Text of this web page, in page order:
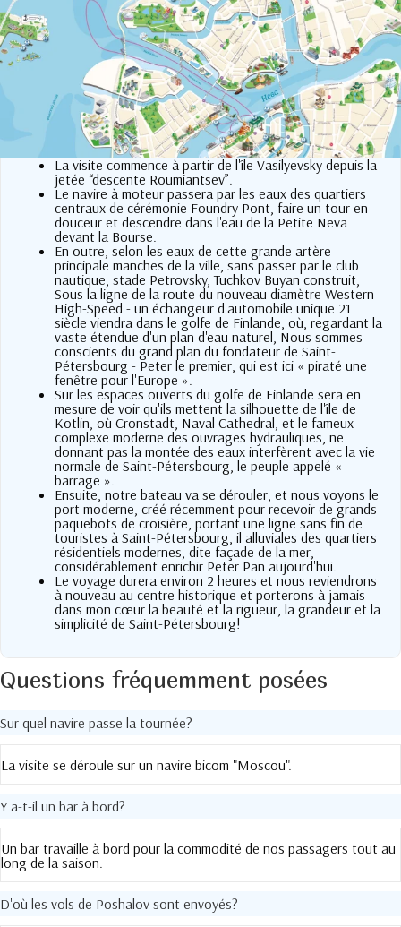
La visite commence à partir de l'île Vasilyevsky depuis la
jetée “descente Roumiantsev”.
Le navire à moteur passera par les eaux des quartiers
centraux de cérémonie Foundry Pont, faire un tour en
douceur et descendre dans l'eau de la Petite Neva
devant la Bourse.
En outre, selon les eaux de cette grande artère
principale manches de la ville, sans passer par le club
nautique, stade Petrovsky, Tuchkov Buyan construit,
Sous la ligne de la route du nouveau diamètre Western
High-Speed ​​- un échangeur d'automobile unique 21
siècle viendra dans le golfe de Finlande, où, regardant la
vaste étendue d'un plan d'eau naturel, Nous sommes
conscients du grand plan du fondateur de Saint-
Pétersbourg - Peter le premier, qui est ici « piraté une
fenêtre pour l'Europe ».
Sur les espaces ouverts du golfe de Finlande sera en
mesure de voir qu'ils mettent la silhouette de l'île de
Kotlin, où Cronstadt, Naval Cathedral, et le fameux
complexe moderne des ouvrages hydrauliques, ne
donnant pas la montée des eaux interfèrent avec la vie
normale de Saint-Pétersbourg, le peuple appelé «
barrage ».
Ensuite, notre bateau va se dérouler, et nous voyons le
port moderne, créé récemment pour recevoir de grands
paquebots de croisière, portant une ligne sans fin de
touristes à Saint-Pétersbourg, il alluviales des quartiers
résidentiels modernes, dite façade de la mer,
considérablement enrichir Peter Pan aujourd'hui.
Le voyage durera environ 2 heures et nous reviendrons
à nouveau au centre historique et porterons à jamais
dans mon cœur la beauté et la rigueur, la grandeur et la
simplicité de Saint-Pétersbourg!
Questions fréquemment posées
Sur quel navire passe la tournée?
La visite se déroule sur un navire bicom "Moscou".
Y a-t-il un bar à bord?
Un bar travaille à bord pour la commodité de nos passagers tout au
long de la saison.
D'où les vols de Poshalov sont envoyés?